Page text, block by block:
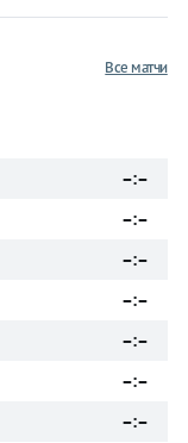
Все матчи
–:–
–:–
–:–
–:–
–:–
–:–
–:–